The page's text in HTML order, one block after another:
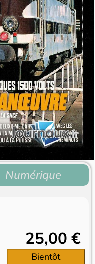
Numérique
25,00 €
Bientôt